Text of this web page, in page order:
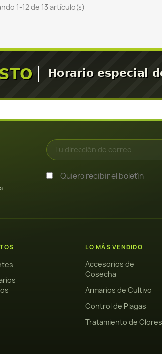
1-12 de 13 artículo(s)
Quiero recibir el boletín
LO MÁS VENDIDO
Accesorios de
Cosecha
Armarios de Cultivo
Control de Plagas
Tratamiento de Olores